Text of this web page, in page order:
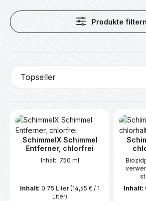
Produkte filtern
SchimmelX Schimmel
Entferner, chlorfrei
Inhalt: 750 ml
Inhalt: 0.75 Liter(14,65 € / 1
Liter)
Inhalt: